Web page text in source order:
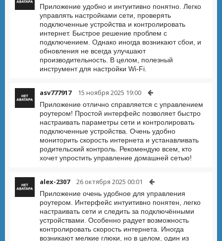
Приложение удобно и интуитивно понятно. Легко
управлять настройками сети, проверять
подключенные устройства и контролировать
интернет. Быстрое решение проблем с
подключением. Однако иногда возникают сбои, и
обновления не всегда улучшают
производительность. В целом, полезный
инструмент для настройки Wi-Fi.
asv777917 15 ноября 2025 19:00
Приложение отлично справляется с управлением
роутером! Простой интерфейс позволяет быстро
настраивать параметры сети и контролировать
подключенные устройства. Очень удобно
мониторить скорость интернета и устанавливать
родительский контроль. Рекомендую всем, кто
хочет упростить управление домашней сетью!
alex-2307 26 октября 2025 00:01
Приложение очень удобное для управления
роутером. Интерфейс интуитивно понятен, легко
настраивать сети и следить за подключёнными
устройствами. Особенно радует возможность
контролировать скорость интернета. Иногда
возникают мелкие глюки, но в целом, один из